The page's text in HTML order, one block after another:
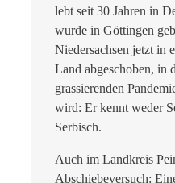
lebt seit 30 Jahren in
wurde in Göttingen
Niedersachsen jetzt in
Land abgeschoben, in
grassierenden
wird: Er kennt weder
Serbisch.
Auch im Landkreis
Abschiebeversuch: